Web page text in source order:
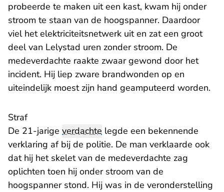
probeerde te maken uit een kast, kwam hij onder
stroom te staan van de hoogspanner. Daardoor
viel het elektriciteitsnetwerk uit en zat een groot
deel van Lelystad uren zonder stroom. De
medeverdachte raakte zwaar gewond door het
incident. Hij liep zware brandwonden op en
uiteindelijk moest zijn hand geamputeerd worden.
Straf
De 21-jarige verdachte legde een bekennende
verklaring af bij de politie. De man verklaarde ook
dat hij het skelet van de medeverdachte zag
oplichten toen hij onder stroom van de
hoogspanner stond. Hij was in de veronderstelling